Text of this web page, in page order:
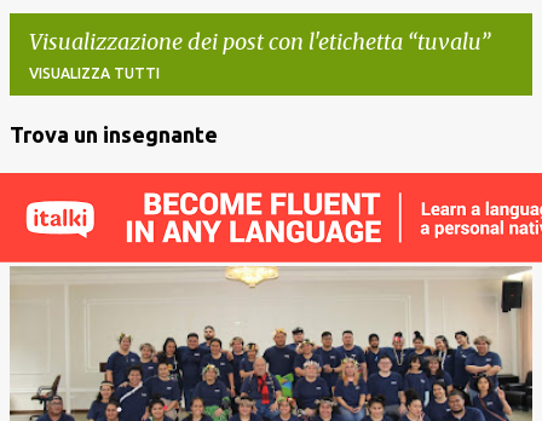
Visualizzazione dei post con l'etichetta tuvalu
VISUALIZZA TUTTI
t
Trova un insegnante